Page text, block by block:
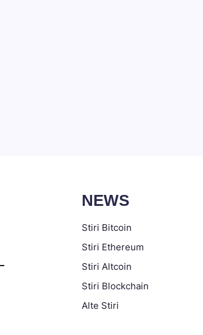
NEWS
Stiri Bitcoin
Stiri Ethereum
Stiri Altcoin
Stiri Blockchain
Alte Stiri